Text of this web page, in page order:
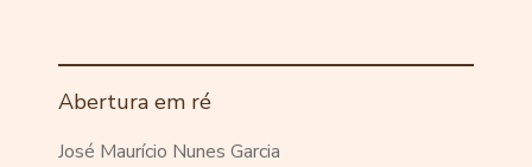
Abertura em ré
José Maurício Nunes Garcia